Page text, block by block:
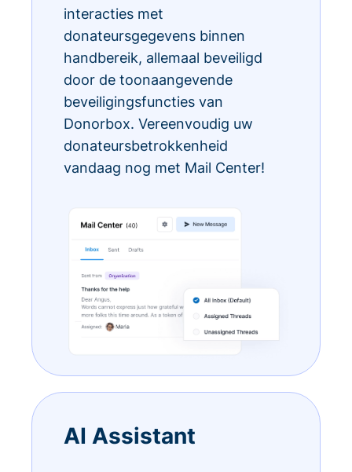
interacties met
donateursgegevens binnen
handbereik, allemaal beveiligd
door de toonaangevende
beveiligingsfuncties van
Donorbox. Vereenvoudig uw
donateursbetrokkenheid
vandaag nog met Mail Center!
AI Assistant